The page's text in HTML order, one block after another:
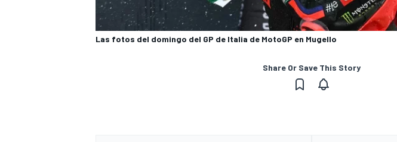
Las fotos del domingo del GP de Italia de MotoGP en Mugello
Share Or Save This Story